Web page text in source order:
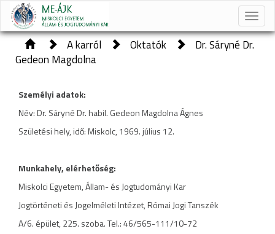
Toggle
A karról Oktatók
Dr. Sáryné Dr.
Gedeon Magdolna
Személyi adatok:
Név: Dr. Sáryné Dr. habil. Gedeon Magdolna Ágnes
Születési hely, idő: Miskolc, 1969. július 12.
Munkahely, elérhetőség:
Miskolci Egyetem, Állam- és Jogtudományi Kar
Jogtörténeti és Jogelméleti Intézet, Római Jogi Tanszék
A/6. épület, 225. szoba. Tel.: 46/565-111/10-72